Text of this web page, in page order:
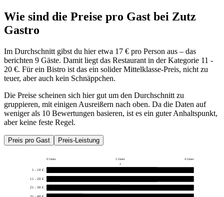
Wie sind die Preise pro Gast bei Zutz
Gastro
Im Durchschnitt gibst du hier etwa 17 € pro Person aus – das
berichten 9 Gäste. Damit liegt das Restaurant in der Kategorie 11 -
20 €. Für ein Bistro ist das ein solider Mittelklasse-Preis, nicht zu
teuer, aber auch kein Schnäppchen.
Die Preise scheinen sich hier gut um den Durchschnitt zu
gruppieren, mit einigen Ausreißern nach oben. Da die Daten auf
weniger als 10 Bewertungen basieren, ist es ein guter Anhaltspunkt,
aber keine feste Regel.
Preis pro Gast Preis-Leistung
0 Gäste 2 Gäste
4 Gäste
2
1 - 10 €
11 - 20 €
21 - 30 €
31 - 40 €